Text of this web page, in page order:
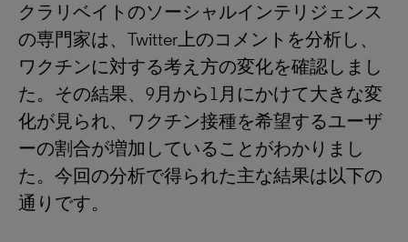
クラリベイトのソーシャルインテリジェンス
の専門家は、Twitter上のコメントを分析し、
ワクチンに対する考え方の変化を確認しまし
た。その結果、9月から1月にかけて大きな変
化が見られ、ワクチン接種を希望するユーザ
ーの割合が増加していることがわかりまし
た。今回の分析で得られた主な結果は以下の
通りです。